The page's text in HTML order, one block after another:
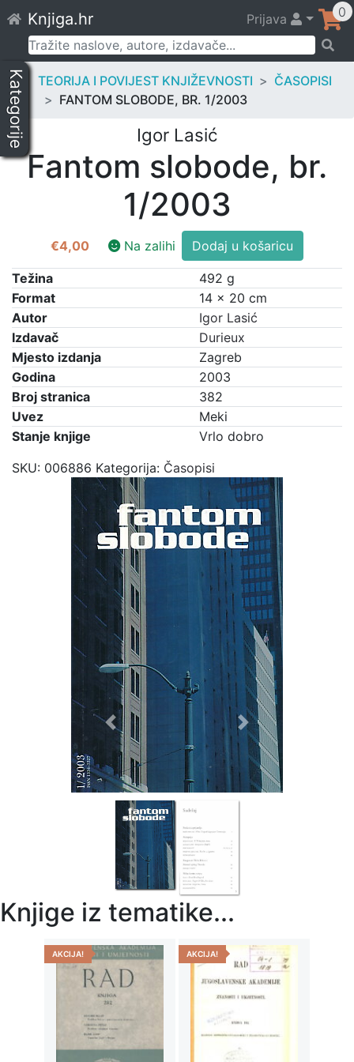
to
content
Knjiga.hr Prijava 0
Pretraži:
Kategorije TEORIJA I POVIJEST KNJIŽEVNOSTI
ČASOPISI
FANTOM SLOBODE, BR. 1/2003
Igor Lasić
Fantom slobode, br.
1/2003
€4,00 Na zalihi
Fantom
slobode,
1/2003
količina
Dodaj u košaricu
Težina
492 g
Format
14 × 20 cm
Autor
Igor Lasić
Izdavač
Durieux
Mjesto izdanja
Zagreb
Godina
2003
Broj stranica
382
Uvez
Meki
Stanje knjige
Vrlo dobro
SKU: 006886 Kategorija: Časopisi
Previous Next
Knjige iz tematike...
AKCIJA! AKCIJA!